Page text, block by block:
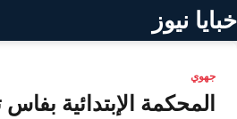
خبايا نيوز
جهوي
المحكمة الإبتدائية